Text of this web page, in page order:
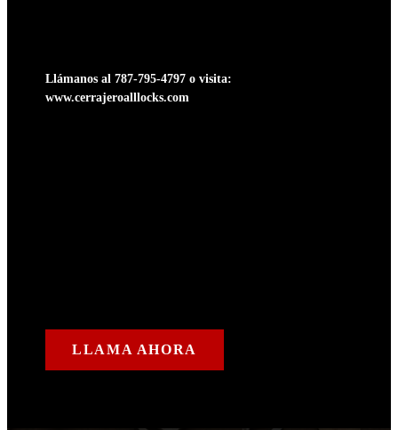
Llámanos al787-795-4797 o visita:
www.cerrajeroalllocks.com
LLAMA AHORA